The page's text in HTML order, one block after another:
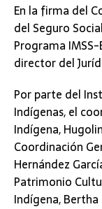
En la firma del
del Seguro
Programa
director del
Por parte del
Indígenas, el
Indígena,
Coordinación
Hernández
Patrimonio
Indígena, Bertha